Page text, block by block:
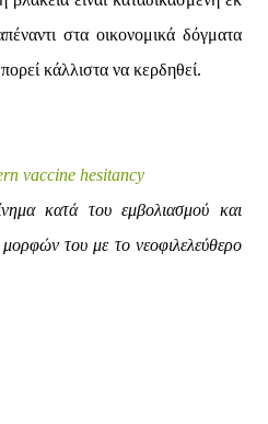
στα οικονομικά δόγματα
κάλλιστα να κερδηθεί.
vaccine hesitancy
κατά του εμβολιασμού και
του με το νεοφιλελεύθερο